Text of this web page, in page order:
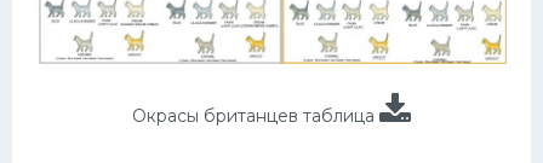
Окрасы британцев таблица